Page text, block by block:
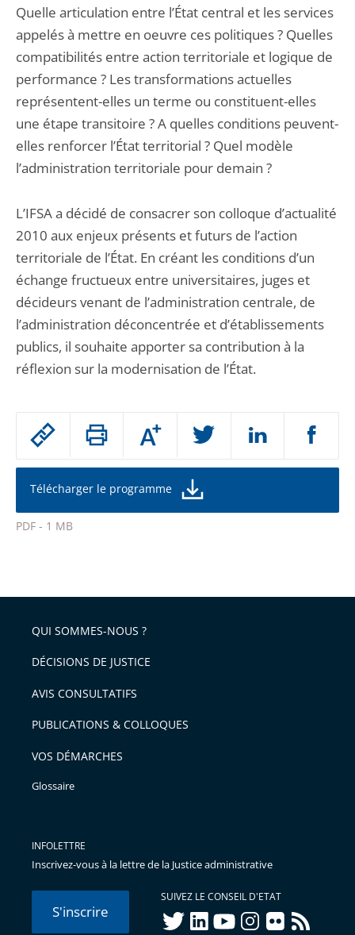
Passer
partage
de
l'article
pour
Augmenter
ou
la
de
police
Télécharger le programme
PDF - 1 MB
l'article
pour
avant
Quelle articulation entre l’État central et les services
appelés à mettre en oeuvre ces politiques ? Quelles
compatibilités entre action territoriale et logique de
performance ? Les transformations actuelles
représentent-elles un terme ou constituent-elles
une étape transitoire ? A quelles conditions peuvent-
elles renforcer l’État territorial ? Quel modèle
l’administration territoriale pour demain ?
L’IFSA a décidé de consacrer son colloque d’actualité
2010 aux enjeux présents et futurs de l’action
territoriale de l’État. En créant les conditions d’un
échange fructueux entre universitaires, juges et
décideurs venant de l’administration centrale, de
l’administration déconcentrée et d’établissements
publics, il souhaite apporter sa contribution à la
réflexion sur la modernisation de l’État.
QUI SOMMES-NOUS ?
DÉCISIONS DE JUSTICE
AVIS CONSULTATIFS
PUBLICATIONS & COLLOQUES
VOS DÉMARCHES
Glossaire
INFOLETTRE
Inscrivez-vous à la lettre de la Justice administrative
S'inscrire
SUIVEZ LE CONSEIL D'ETAT
twitterlinkedInyoutubeinstagram
flickr rss